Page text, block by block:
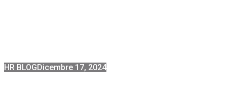
HR BLOGDicembre 17, 2024